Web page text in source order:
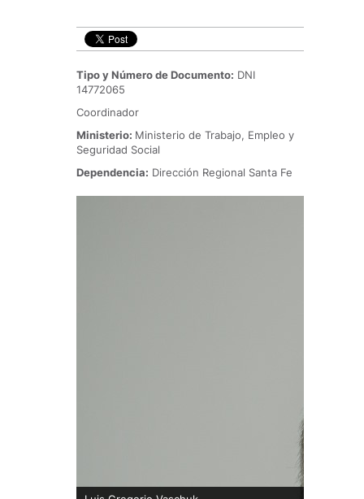
Tipo y Número de Documento: DNI
14772065
Coordinador
Ministerio: Ministerio de Trabajo, Empleo y
Seguridad Social
Dependencia: Dirección Regional Santa Fe